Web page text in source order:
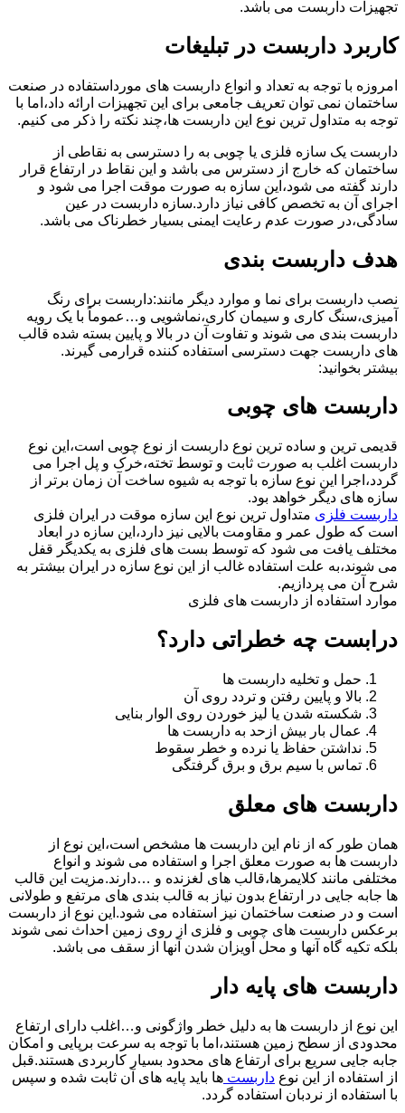
تجهیزات داربست می باشد.
کاربرد داربست در تبلیغات
امروزه با توجه به تعداد و انواع داربست های مورداستفاده در صنعت
ساختمان نمی توان تعریف جامعی برای این تجهیزات ارائه داد،اما با
توجه به متداول ترین نوع این داربست ها،چند نکته را ذکر می کنیم.
داربست یک سازه فلزی یا چوبی به را دسترسی به نقاطی از
ساختمان که خارج از دسترس می باشد و این نقاط در ارتفاع قرار
دارند گفته می شود،این سازه به صورت موقت اجرا می شود و
اجرای آن به تخصص کافی نیاز دارد.سازه داربست در عین
سادگی،در صورت عدم رعایت ایمنی بسیار خطرناک می باشد.
هدف داربست بندی
نصب داربست برای نما و موارد دیگر مانند:داربست برای رنگ
آمیزی،سنگ کاری و سیمان کاری،نماشویی و…عموماً با یک رویه
داربست بندی می شوند و تفاوت آن در بالا و پایین بسته شده قالب
های داربست جهت دسترسی استفاده کننده قرارمی گیرند.
بیشتر بخوانید:
داربست های چوبی
قدیمی ترین و ساده ترین نوع داربست از نوع چوبی است،این نوع
داربست اغلب به صورت ثابت و توسط تخته،خرک و پل اجرا می
گردد،اجرا این نوع سازه با توجه به شیوه ساخت آن زمان برتر از
سازه های دیگر خواهد بود.
داربست فلزی متداول ترین نوع این سازه موقت در ایران فلزی
است که طول عمر و مقاومت بالایی نیز دارد،این سازه در ابعاد
مختلف یافت می شود که توسط بست های فلزی به یکدیگر قفل
می شوند،به علت استفاده غالب از این نوع سازه در ایران بیشتر به
شرح آن می پردازیم.
موارد استفاده از داربست های فلزی
درابست چه خطراتی دارد؟
حمل و تخلیه داربست ها
بالا و پایین رفتن و تردد روی آن
شکسته شدن یا لیز خوردن روی الوار بنایی
عمال بار بیش ازحد به داربست ها
نداشتن حفاظ یا نرده و خطر سقوط
تماس با سیم برق و برق گرفتگی
داربست های معلق
همان طور که از نام این داربست ها مشخص است،این نوع از
داربست ها به صورت معلق اجرا و استفاده می شوند و انواع
مختلفی مانند کلایمرها،قالب های لغزنده و …دارند.مزیت این قالب
ها جابه جایی در ارتفاع بدون نیاز به قالب بندی های مرتفع و طولانی
است و در صنعت ساختمان نیز استفاده می شود.این نوع از داربست
برعکس داربست های چوبی و فلزی از روی زمین احداث نمی شوند
بلکه تکیه گاه آنها و محل آویزان شدن آنها از سقف می باشد.
داربست های پایه دار
این نوع از داربست ها به دلیل خطر واژگونی و…اغلب دارای ارتفاع
محدودی از سطح زمین هستند،اما با توجه به سرعت برپایی و امکان
جابه جایی سریع برای ارتفاع های محدود بسیار کاربردی هستند.قبل
از استفاده از این نوع داربست ها باید پایه های آن ثابت شده و سپس
با استفاده از نردبان استفاده گردد.